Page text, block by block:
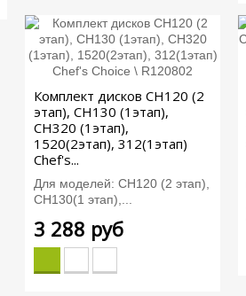
Комплект дисков СН120 (2
этап), СН130 (1этап),
СН320 (1этап),
1520(2этап), 312(1этап)
Chef's...
Для моделей: СН120 (2 этап),
СН130(1 этап),...
3 288 руб